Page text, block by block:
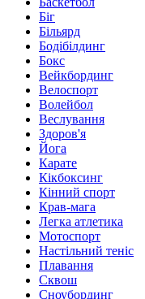
Біг
Більярд
Бодібілдинг
Бокс
Вейкбординг
Велоспорт
Волейбол
Веслування
Здоров'я
Йога
Карате
Кікбоксинг
Кінний спорт
Крав-мага
Легка атлетика
Мотоспорт
Настільний теніс
Плавання
Сквош
Сноубординг